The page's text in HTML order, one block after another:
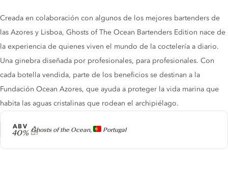
Producer
Ghosts of the Ocean, Portugal
ABV
40%
Gin description
Creada en colaboración con algunos de los mejores bartenders de
las Azores y Lisboa, Ghosts of The Ocean Bartenders Edition nace de
la experiencia de quienes viven el mundo de la coctelería a diario.
Una ginebra diseñada por profesionales, para profesionales. Con
cada botella vendida, parte de los beneficios se destinan a la
Fundación Ocean Azores, que ayuda a proteger la vida marina que
habita las aguas cristalinas que rodean el archipiélago.